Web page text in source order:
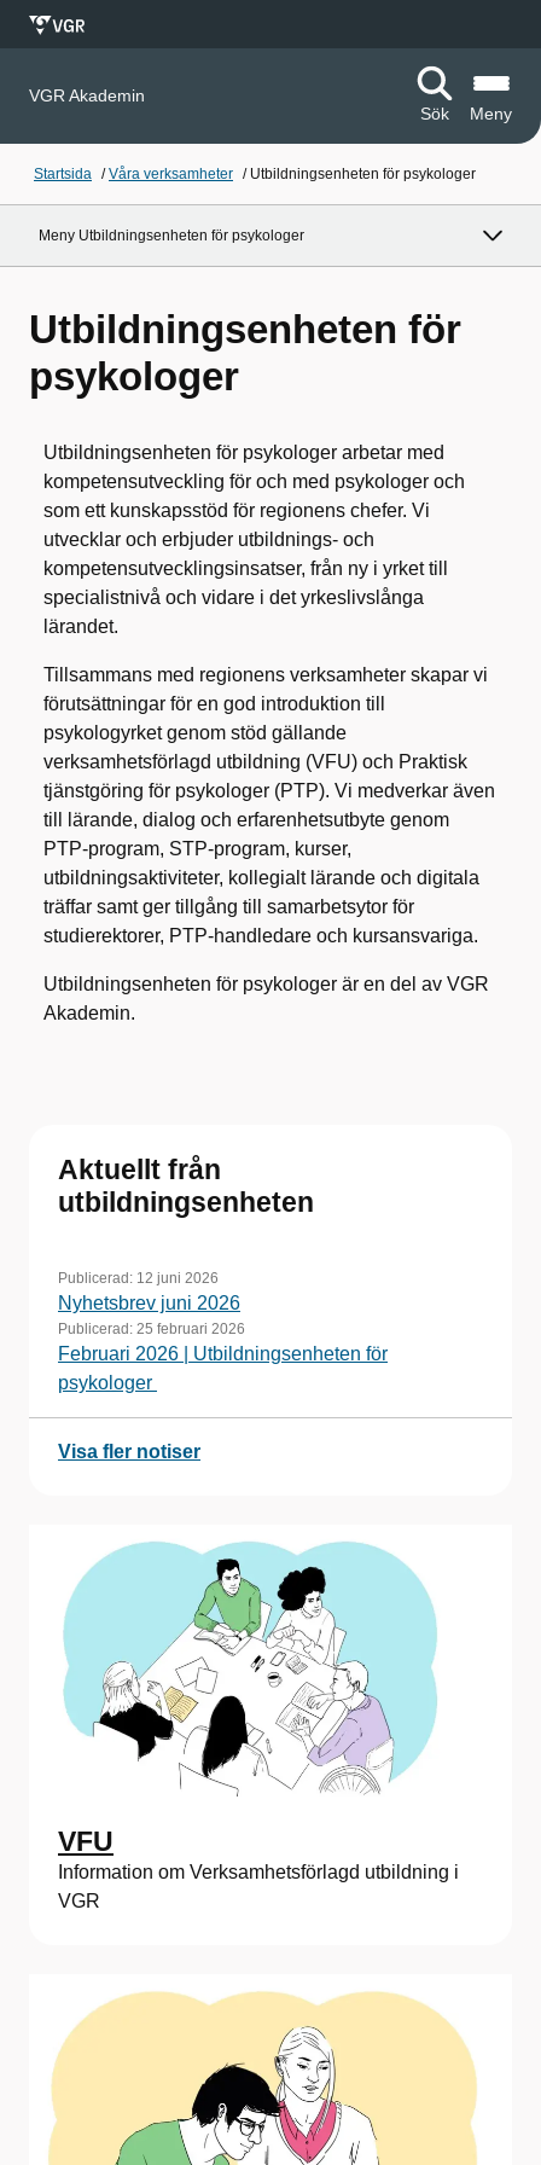
VGR Akademin
Sök
Meny
Startsida /Våra verksamheter / Utbildningsenheten för psykologer
Meny Utbildningsenheten för psykologer
Utbildningsenheten för
psykologer
Utbildningsenheten för psykologer arbetar med
kompetensutveckling för och med psykologer och
som ett kunskapsstöd för regionens chefer. Vi
utvecklar och erbjuder utbildnings- och
kompetensutvecklingsinsatser, från ny i yrket till
specialistnivå och vidare i det yrkeslivslånga
lärandet.
Tillsammans med regionens verksamheter skapar vi
förutsättningar för en god introduktion till
psykologyrket genom stöd gällande
verksamhetsförlagd utbildning (VFU) och Praktisk
tjänstgöring för psykologer (PTP). Vi medverkar även
till lärande, dialog och erfarenhetsutbyte genom
PTP-program, STP-program, kurser,
utbildningsaktiviteter, kollegialt lärande och digitala
träffar samt ger tillgång till samarbetsytor för
studierektorer, PTP-handledare och kursansvariga.
Utbildningsenheten för psykologer är en del av VGR
Akademin.
Aktuellt från
utbildningsenheten
Publicerad: 12 juni 2026
Nyhetsbrev juni 2026
Publicerad: 25 februari 2026
Februari 2026 | Utbildningsenheten för
psykologer
Visa fler notiser
VFU
Information om Verksamhetsförlagd utbildning i
VGR